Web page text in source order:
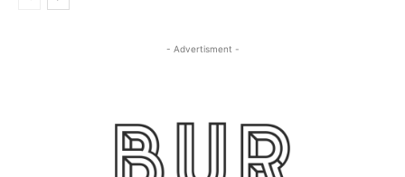
- Advertisment -